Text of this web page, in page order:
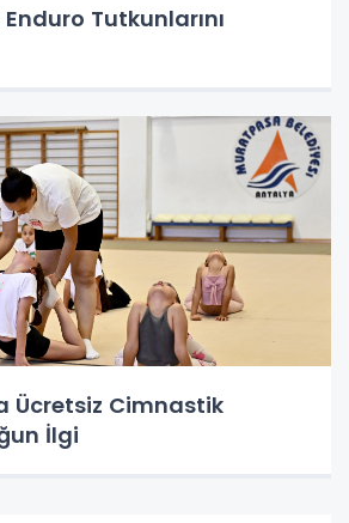
Tutkunlarını
Ücretsiz Cimnastik
İlgi